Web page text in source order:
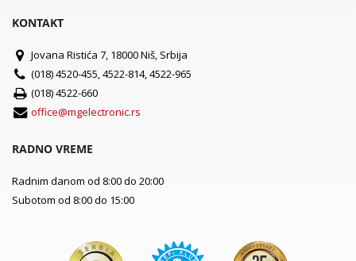
KONTAKT
Jovana Ristića 7, 18000 Niš, Srbija
(018) 4520-455, 4522-814, 4522-965
(018) 4522-660
office@mgelectronic.rs
RADNO VREME
Radnim danom od 8:00 do 20:00
Subotom od 8:00 do 15:00